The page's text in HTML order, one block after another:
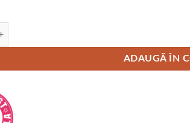
din piele fara cusaturi ajustabila cu 2 carabiniere
ADAUGĂ ÎN